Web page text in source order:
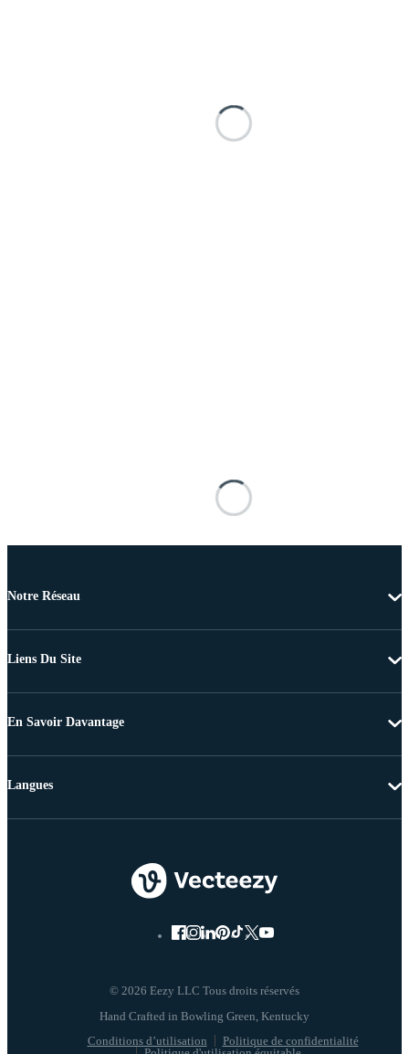
Notre Réseau
Liens Du Site
En Savoir Davantage
© 2026 Eezy LLC Tous droits réservés
Conditions d’utilisation
Politique de confidentialité
Langues